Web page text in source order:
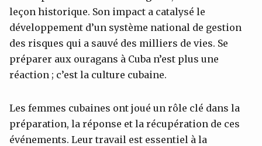
leçon historique. Son impact a catalysé le
développement d’un système national de gestion
des risques qui a sauvé des milliers de vies. Se
préparer aux ouragans à Cuba n’est plus une
réaction ; c’est la culture cubaine.
Les femmes cubaines ont joué un rôle clé dans la
préparation, la réponse et la récupération de ces
événements. Leur travail est essentiel à la